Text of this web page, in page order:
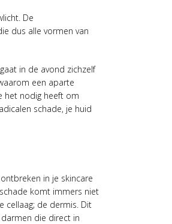
De
dus alle vormen van
in de avond zichzelf
een aparte
het nodig heeft om
schade, je huid
in je skincare
komt immers niet
cellaag; de dermis. Dit
die direct in